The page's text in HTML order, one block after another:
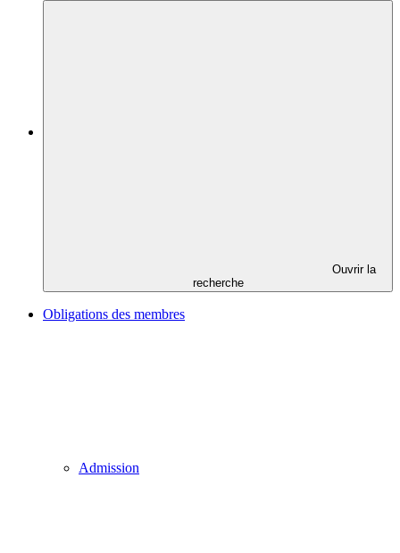
Ouvrir la
recherche
Obligations des membres
Admission